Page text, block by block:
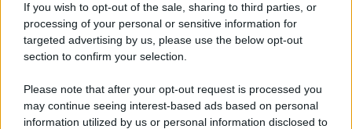
If you wish to opt-out of the sale, sharing to third parties, or
processing of your personal or sensitive information for
targeted advertising by us, please use the below opt-out
section to confirm your selection.
Please note that after your opt-out request is processed you
may continue seeing interest-based ads based on personal
information utilized by us or personal information disclosed to